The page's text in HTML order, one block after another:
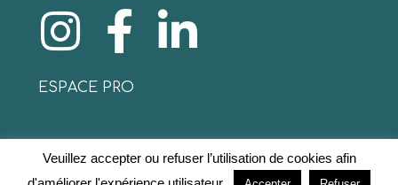
ESPACE PRO
© 2020 www.collinescathares.com Tous droits
Veuillez accepter ou refuser l’utilisation de cookies afin